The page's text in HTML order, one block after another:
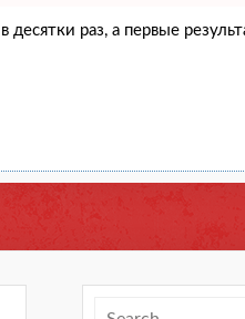
десятки раз, а первые